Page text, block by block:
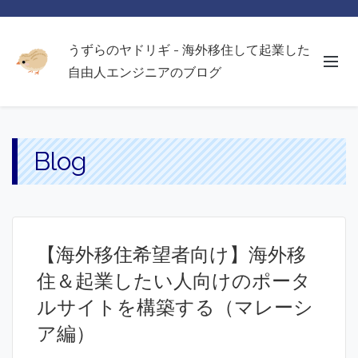
うずらのヤドリギ - 海外移住して起業した
自由人エンジニアのブログ
Blog
【海外移住希望者向け】海外移
住＆起業したい人向けのポータ
ルサイトを構築する（マレーシ
ア編）